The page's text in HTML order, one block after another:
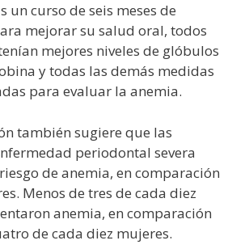
un curso de seis meses de
mejorar su salud oral, todos
mejores niveles de glóbulos
y todas las demás medidas
para evaluar la anemia.
también sugiere que las
periodontal severa
de anemia, en comparación
Menos de tres de cada diez
anemia, en comparación
de cada diez mujeres.